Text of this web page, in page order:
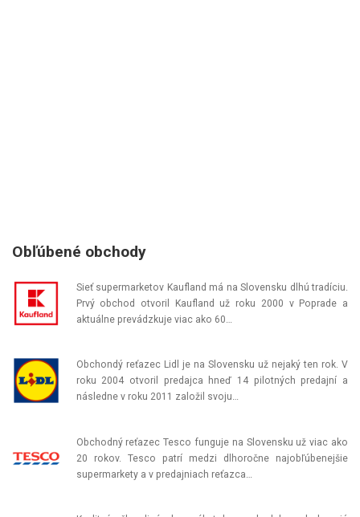
Obľúbené obchody
Sieť supermarketov Kaufland má na Slovensku dlhú tradíciu.
Prvý obchod otvoril Kaufland už roku 2000 v Poprade a
aktuálne prevádzkuje viac ako 60…
Obchondý reťazec Lidl je na Slovensku už nejaký ten rok. V
roku 2004 otvoril predajca hneď 14 pilotných predajní a
následne v roku 2011 založil svoju…
Obchodný reťazec Tesco funguje na Slovensku už viac ako
20 rokov. Tesco patrí medzi dlhoročne najobľúbenejšie
supermarkety a v predajniach reťazca…